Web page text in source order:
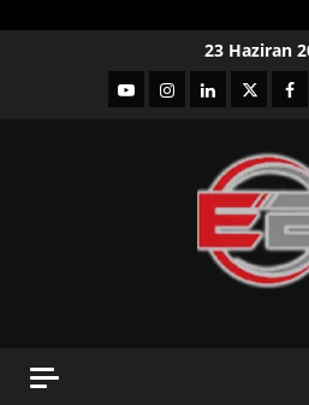
23 Haziran
YouTubeInstagram
LinkedIntwitter